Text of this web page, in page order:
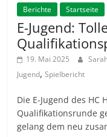
Berichte Startseite
E-Jugend:
19. Mai 2025
Jugend,Spielbericht
Die E-Jugend des
Qualifikationsrunde
gelang dem neu